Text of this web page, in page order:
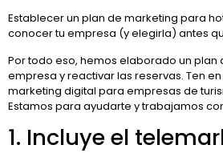
Establecer un plan de marketing para
conocer tu empresa (y elegirla) antes
Por todo eso, hemos elaborado un
empresa y reactivar las reservas. Ten
marketing digital para empresas de
Estamos para ayudarte y trabajamos
1. Incluye el